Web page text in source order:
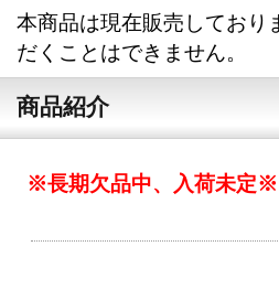
本商品は現在販売しており
だくことはできません。
商品紹介
※長期欠品中、入荷未定※